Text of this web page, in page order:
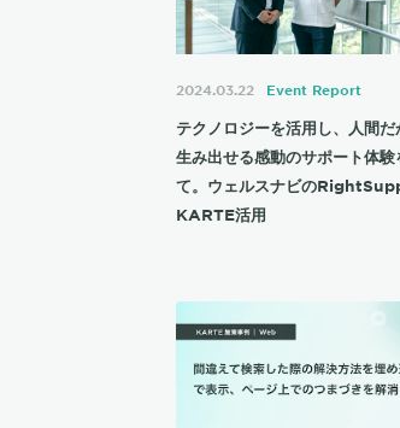
2024.03.22 Event Report
テクノロジーを活用し、人間だ
生み出せる感動のサポート体験
て。ウェルスナビの
KARTE活用